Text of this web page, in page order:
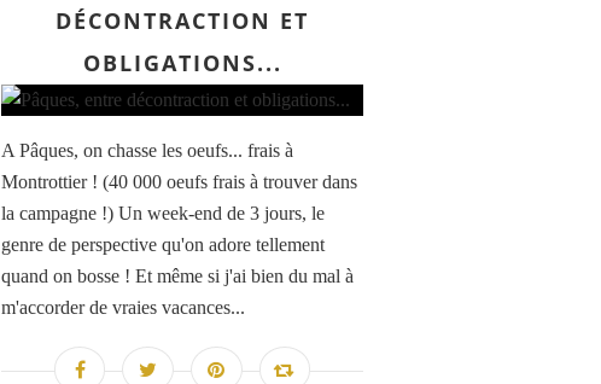
DÉCONTRACTION ET
OBLIGATIONS...
A Pâques, on chasse les oeufs... frais à
Montrottier ! (40 000 oeufs frais à trouver dans
la campagne !) Un week-end de 3 jours, le
genre de perspective qu'on adore tellement
quand on bosse ! Et même si j'ai bien du mal à
m'accorder de vraies vacances...